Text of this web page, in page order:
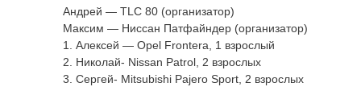
Андрей — TLC 80 (организатор)
Максим — Ниссан Патфайндер (организатор)
1. Алексей — Opel Frontera, 1 взрослый
2. Николай- Nissan Patrol, 2 взрослых
3. Сергей- Mitsubishi Pajero Sport, 2 взрослых